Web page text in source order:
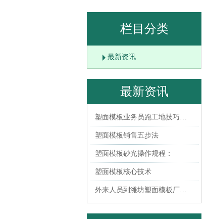
栏目分类
最新资讯
最新资讯
塑面模板业务员跑工地技巧…
塑面模板销售五步法
塑面模板砂光操作规程：
塑面模板核心技术
外来人员到潍坊塑面模板厂…